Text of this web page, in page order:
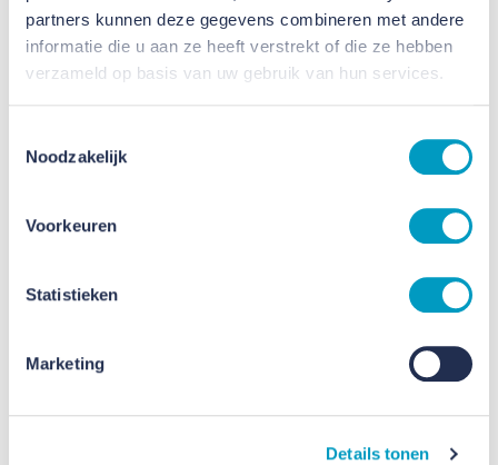
partners kunnen deze gegevens combineren met andere
informatie die u aan ze heeft verstrekt of die ze hebben
verzameld op basis van uw gebruik van hun services.
Noodzakelijk
Voorkeuren
Statistieken
Marketing
Details tonen
Jaarbericht 2022